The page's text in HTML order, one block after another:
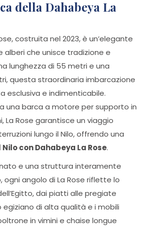
della Dahabeya La
costruita nel 2023, è un’elegante
alberi che unisce tradizione e
lunghezza di 55 metri e una
questa straordinaria imbarcazione
esclusiva e indimenticabile.
una barca a motore per supporto in
La Rose garantisce un viaggio
lungo il Nilo, offrendo una
con Dahabeya La Rose.
e una struttura interamente
ogni angolo di La Rose riflette lo
dai piatti alle pregiate
di alta qualità e i mobili
in vimini e chaise longue